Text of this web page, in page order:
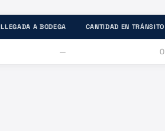
LLEGADA A BODEGA CANTIDAD EN TRÁNSITO
— 0